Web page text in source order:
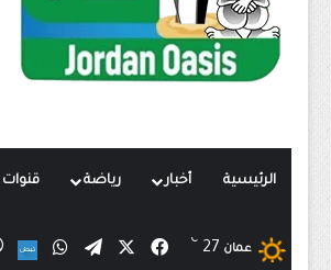
الرئيسية أخبار رياضة قنوات
عمان 27
℃ فيسبوك تيلقرام